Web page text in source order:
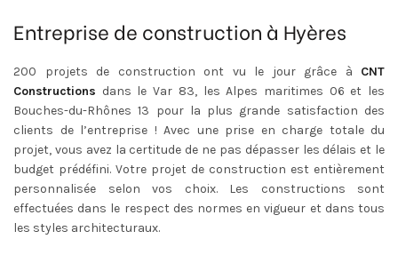
Entreprise de construction à Hyères
200 projets de construction ont vu le jour grâce à CNT
Constructions dans le Var 83, les Alpes maritimes 06 et les
Bouches-du-Rhônes 13 pour la plus grande satisfaction des
clients de l’entreprise ! Avec une prise en charge totale du
projet, vous avez la certitude de ne pas dépasser les délais et le
budget prédéfini. Votre projet de construction est entièrement
personnalisée selon vos choix. Les constructions sont
effectuées dans le respect des normes en vigueur et dans tous
les styles architecturaux.